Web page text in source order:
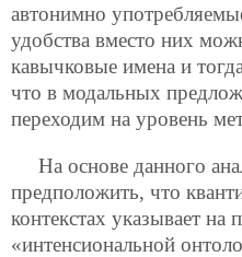
автонимно
удобства вместо них
кавычковые имена и
что в модальных
переходим на уровень
На основе данного
предположить, что
контекстах указывает на
«интенсиональной